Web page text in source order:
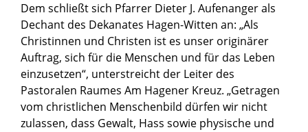
Demonstration in Dortmund, links am Transparent
Pfarrer und stellvertretender Dechant Michael Vogt,
3.v.l. Dortmunds Oberbürgermeister Thomas Westphal.
Dem schließt sich Pfarrer Dieter J. Aufenanger als
Dechant des Dekanates Hagen-Witten an: „Als
Christinnen und Christen ist es unser originärer
Auftrag, sich für die Menschen und für das Leben
einzusetzen“, unterstreicht der Leiter des
Pastoralen Raumes Am Hagener Kreuz. „Getragen
vom christlichen Menschenbild dürfen wir nicht
zulassen, dass Gewalt, Hass sowie physische und